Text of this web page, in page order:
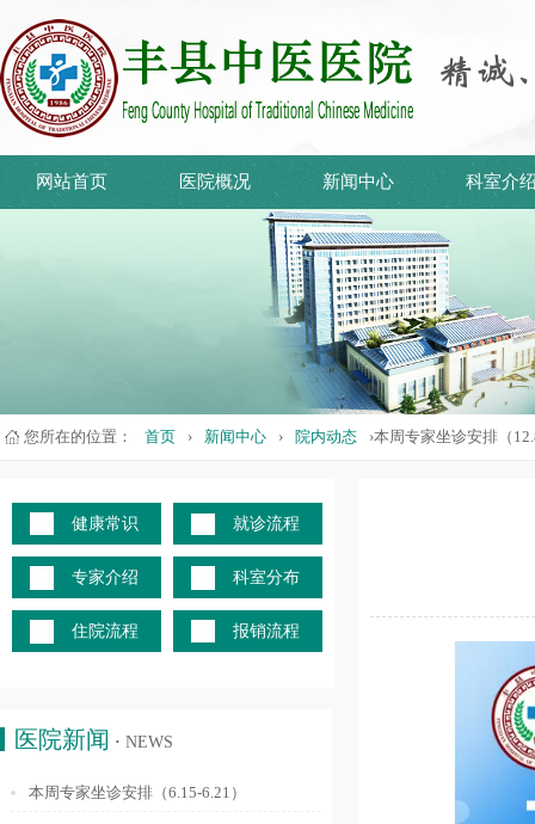
网站首页 医院概况 新闻中心 科室介
您所在的位置： 首页 › 新闻中心 › 院内动态 ›本周专家坐诊安排（
健康常识 就诊流程
专家介绍 科室分布
住院流程 报销流程
医院新闻 · NEWS
本周专家坐诊安排（6.15-6.21）